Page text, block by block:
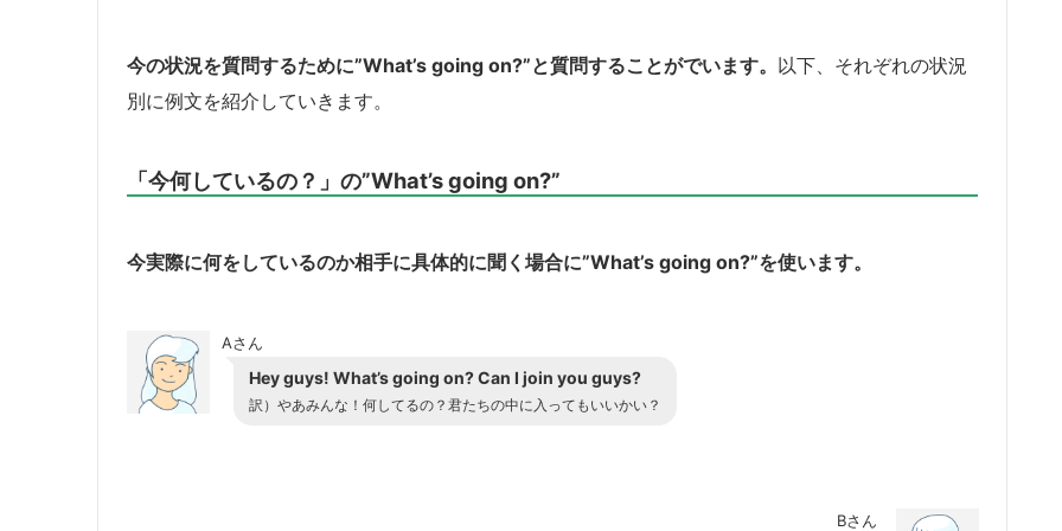
今の状況を質問するために”What’s going on?”と質問することがでいます。 以下、それぞれの状況
別に例文を紹介していきます。
「今何しているの？」の”What’s going on?”
今実際に何をしているのか相手に具体的に聞く場合に”What’s going on?”を使います。
Aさん
Hey guys! What’s going on? Can I join you guys?
訳）やあみんな！何してるの？君たちの中に入ってもいいかい？
Bさん